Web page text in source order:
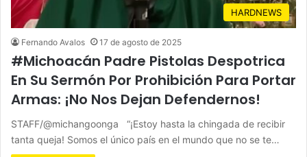
HARDNEWS
Fernando Avalos 17 de agosto de 2025
#Michoacán Padre Pistolas Despotrica
En Su Sermón Por Prohibición Para Portar
Armas: ¡No Nos Dejan Defendernos!
STAFF/@michangoonga “¡Estoy hasta la chingada de recibir
tanta queja! Somos el único país en el mundo que no se te…